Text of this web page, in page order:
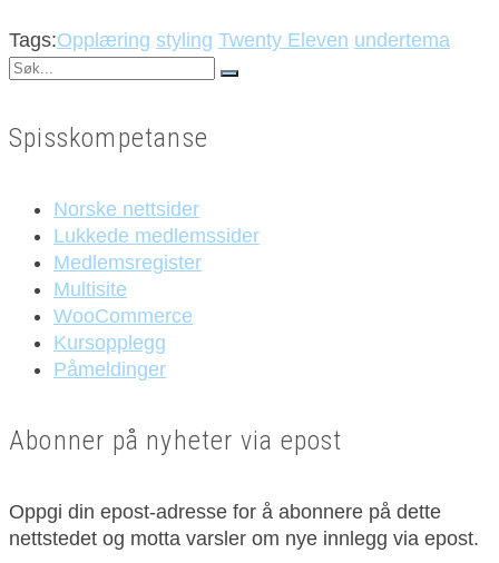
Tags:Opplæring styling Twenty Eleven undertema
Search
Spisskompetanse
Norske nettsider
Lukkede medlemssider
Medlemsregister
Multisite
WooCommerce
Kursopplegg
Påmeldinger
Abonner på nyheter via epost
Oppgi din epost-adresse for å abonnere på dette
nettstedet og motta varsler om nye innlegg via epost.